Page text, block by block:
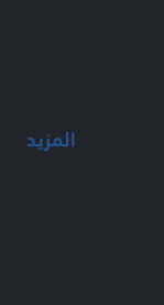
المزيد